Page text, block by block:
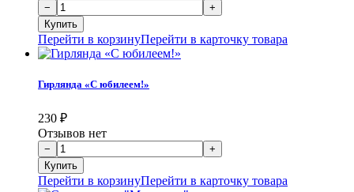
Перейти в корзинуПерейти в карточку товара
Гирлянда «С юбилеем!»
230 ₽
Отзывов нет
Перейти в корзинуПерейти в карточку товара